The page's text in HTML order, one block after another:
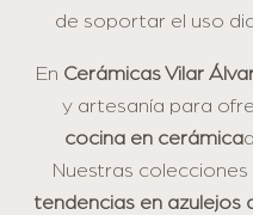
de soportar el uso
En Cerámicas Vilar
y artesanía para
cocina en cerámica
Nuestras
tendencias en azulejos